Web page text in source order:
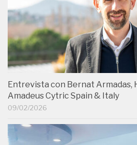
Entrevista con Bernat Armadas,
Amadeus Cytric Spain & Italy
09/02/2026